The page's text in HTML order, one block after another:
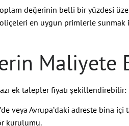
değerinin belli bir yüzdesi
en uygun primlerle
Maliyete
ek talepler fiyatı şekillendirebilir:
veya Avrupa’daki adreste bina içi
kurulumu.